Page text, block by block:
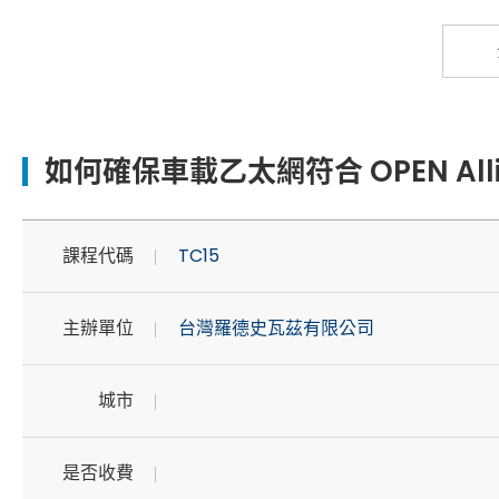
如何確保車載乙太網符合 OPEN
課程代碼 TC15
主辦單位 台灣羅德史瓦茲有限公司
城市
是否收費